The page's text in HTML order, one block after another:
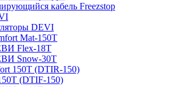
кабель Freezstop
DEVI
Mat-150T
Flex-18T
Snow-30T
150T (DTIR-150)
(DTIF-150)